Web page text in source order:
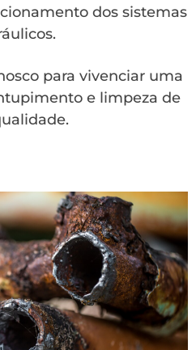
dos sistemas
para vivenciar uma
e limpeza de